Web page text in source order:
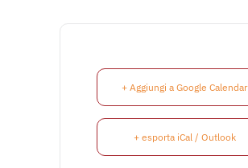
+ Aggiungi a Google Calendar
+ esporta iCal / Outlook